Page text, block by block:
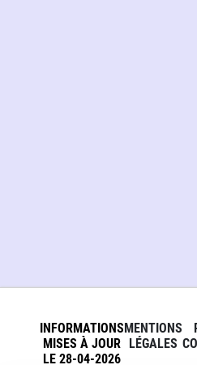
INFORMATIONS
MISES À JOUR
LE 28-04-2026
MENTIONS
LÉGALES